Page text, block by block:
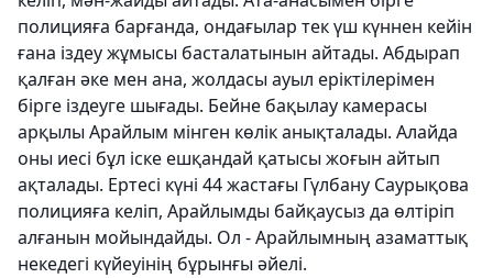
полицияға барғанда, ондағылар тек үш күннен кейін
ғана іздеу жұмысы басталатынын айтады. Абдырап
қалған әке мен ана, жолдасы ауыл еріктілерімен
бірге іздеуге шығады. Бейне бақылау камерасы
арқылы Арайлым мінген көлік анықталады. Алайда
оны иесі бұл іске ешқандай қатысы жоғын айтып
ақталады. Ертесі күні 44 жастағы Гүлбану Саурықова
полицияға келіп, Арайлымды байқаусыз да өлтіріп
алғанын мойындайды. Ол - Арайлымның азаматтық
некедегі күйеуінің бұрынғы әйелі.